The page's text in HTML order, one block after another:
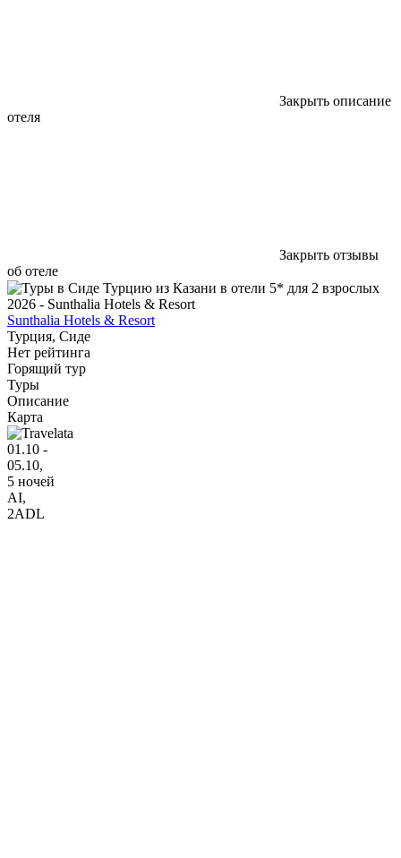
Закрыть описание
отеля
Закрыть отзывы
об отеле
Sunthalia Hotels & Resort
Турция, Сиде
Нет рейтинга
Горящий тур
Туры
Описание
Карта
01.10 -
05.10,
5 ночей
AI,
2ADL